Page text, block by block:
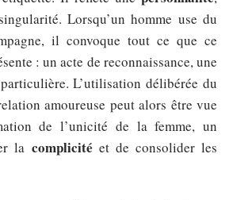
Lorsqu’un homme use du
il convoque tout ce que ce
: un acte de reconnaissance, une
L’utilisation délibérée du
amoureuse peut alors être vue
de l’unicité de la femme, un
la complicité et de consolider les